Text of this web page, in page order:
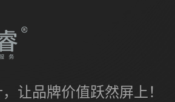
让品牌价值跃然屏上！